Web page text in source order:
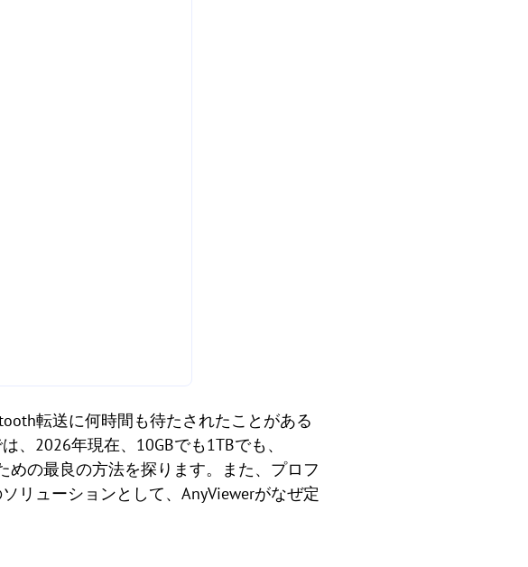
転送に何時間も待たされたことがある
2026年現在、10GBでも1TBでも、
めの最良の方法を探ります。また、プロフ
リューションとして、AnyViewerがなぜ定